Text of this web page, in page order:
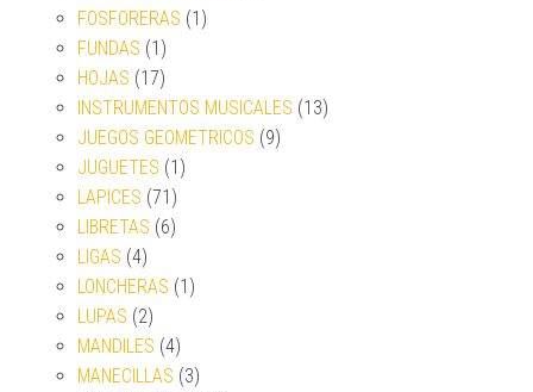
FOSFORERAS (1)
FUNDAS (1)
HOJAS (17)
INSTRUMENTOS MUSICALES (13)
JUEGOS GEOMETRICOS (9)
JUGUETES (1)
LAPICES (71)
LIBRETAS (6)
LIGAS (4)
LONCHERAS (1)
LUPAS (2)
MANDILES (4)
MANECILLAS (3)